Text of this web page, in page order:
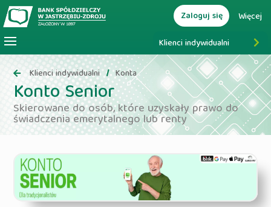
Klienci indywidualni
Zaloguj się Więcej
Klienci indywidualni Konta
Konto Senior
Skierowane do osób, które uzyskały prawo do
świadczenia emerytalnego lub renty